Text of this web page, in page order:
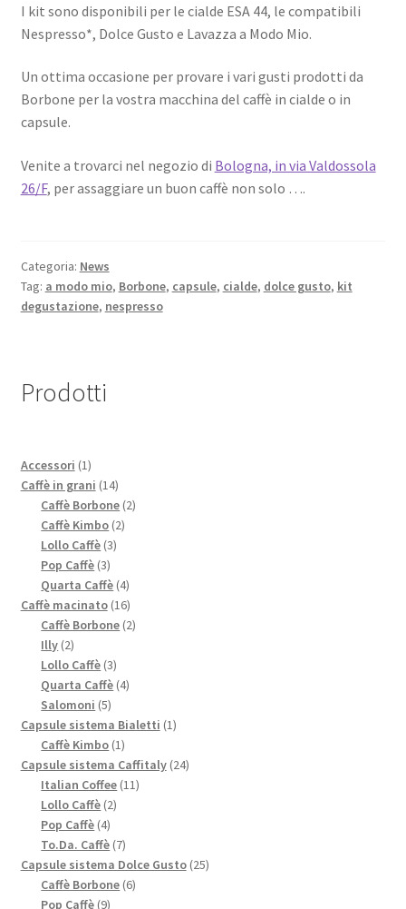
I kit sono disponibili per le cialde ESA 44, le compatibili
Nespresso*, Dolce Gusto e Lavazza a Modo Mio.
Un ottima occasione per provare i vari gusti prodotti da
Borbone per la vostra macchina del caffè in cialde o in
capsule.
Venite a trovarci nel negozio di Bologna, in via Valdossola
26/F, per assaggiare un buon caffè non solo ….
Categoria: News
Tag: a modo mio, Borbone, capsule, cialde, dolce gusto, kit
degustazione, nespresso
Prodotti
Accessori 11
prodotto
Caffè in grani 1414
prodotti
Caffè Borbone 22
Caffè Kimbo 22
Lollo Caffè 33
Pop Caffè 33
prodotti
Quarta Caffè 44
prodotti
Caffè macinato 1616
prodotti
Caffè Borbone 22
Illy 22
prodotti
Lollo Caffè 33
prodotti
Quarta Caffè 44
Salomoni 55
prodotti
Capsule sistema Bialetti 11
Caffè Kimbo 11
prodotto
Capsule sistema Caffitaly 2424
Italian Coffee 1111
Lollo Caffè 22
Pop Caffè 44
prodotti
To.Da. Caffè 77
prodotti
Capsule sistema Dolce Gusto 2525
Caffè Borbone 66
Pop Caffè 99